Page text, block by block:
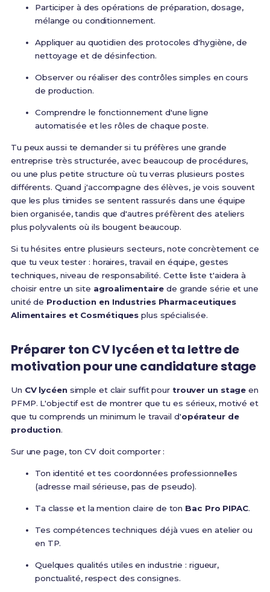
Participer à des opérations de préparation, dosage,
mélange ou conditionnement.
Appliquer au quotidien des protocoles d'hygiène, de
nettoyage et de désinfection.
Observer ou réaliser des contrôles simples en cours
de production.
Comprendre le fonctionnement d'une ligne
automatisée et les rôles de chaque poste.
Tu peux aussi te demander si tu préfères une grande
entreprise très structurée, avec beaucoup de procédures,
ou une plus petite structure où tu verras plusieurs postes
différents. Quand j'accompagne des élèves, je vois souvent
que les plus timides se sentent rassurés dans une équipe
bien organisée, tandis que d'autres préfèrent des ateliers
plus polyvalents où ils bougent beaucoup.
Si tu hésites entre plusieurs secteurs, note concrètement ce
que tu veux tester : horaires, travail en équipe, gestes
techniques, niveau de responsabilité. Cette liste t'aidera à
choisir entre un site agroalimentaire de grande série et une
unité de Production en Industries Pharmaceutiques
Alimentaires et Cosmétiques plus spécialisée.
Préparer ton CV lycéen et ta lettre de
motivation pour une candidature stage
Un CV lycéensimple et clair suffit pour trouver un stage en
PFMP. L'objectif est de montrer que tu es sérieux, motivé et
que tu comprends un minimum le travail d'opérateur de
production.
Sur une page, ton CV doit comporter :
Ton identité et tes coordonnées professionnelles
(adresse mail sérieuse, pas de pseudo).
Ta classe et la mention claire de ton Bac Pro PIPAC.
Tes compétences techniques déjà vues en atelier ou
en TP.
Quelques qualités utiles en industrie : rigueur,
ponctualité, respect des consignes.